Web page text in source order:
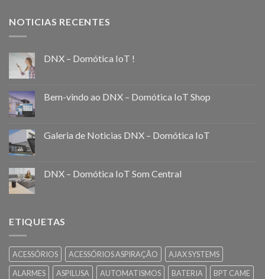
NOTICIAS RECENTES
DNX – Domótica IoT !
Bem-vindo ao DNX – Domótica IoT Shop
Galeria de Noticias DNX – Domótica IoT
DNX – Domótica IoT Som Central
ETIQUETAS
ACESSÓRIOS ACESSÓRIOS ASPIRAÇÃO
AJAX SYSTEMS
ALARMES
ASPILUSA AUTOMATISMOS BATERIA
BPT CAME